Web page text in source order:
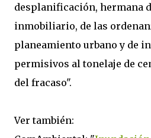
desplanificación, hermana
inmobiliario, de las
planeamiento urbano y de
permisivos al tonelaje de
del fracaso".
Ver también: